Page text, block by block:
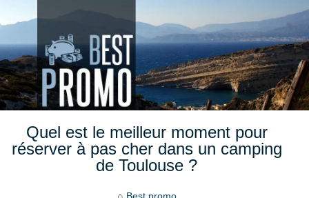
Quel est le meilleur moment pour
réserver à pas cher dans un camping
de Toulouse ?